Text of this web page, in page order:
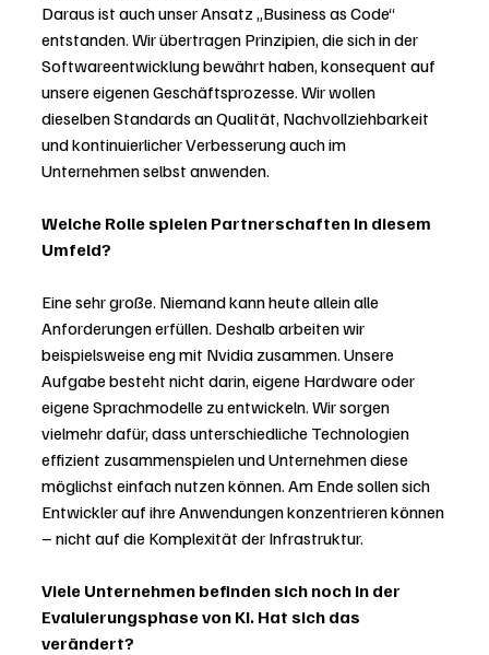
Daraus ist auch unser Ansatz „Business as Code“
entstanden. Wir übertragen Prinzipien, die sich in der
Softwareentwicklung bewährt haben, konsequent auf
unsere eigenen Geschäftsprozesse. Wir wollen
dieselben Standards an Qualität, Nachvollziehbarkeit
und kontinuierlicher Verbesserung auch im
Unternehmen selbst anwenden.
Welche Rolle spielen Partnerschaften in diesem
Umfeld?
Eine sehr große. Niemand kann heute allein alle
Anforderungen erfüllen. Deshalb arbeiten wir
beispielsweise eng mit Nvidia zusammen. Unsere
Aufgabe besteht nicht darin, eigene Hardware oder
eigene Sprachmodelle zu entwickeln. Wir sorgen
vielmehr dafür, dass unterschiedliche Technologien
effizient zusammenspielen und Unternehmen diese
möglichst einfach nutzen können. Am Ende sollen sich
Entwickler auf ihre Anwendungen konzentrieren können
– nicht auf die Komplexität der Infrastruktur.
Viele Unternehmen befinden sich noch in der
Evaluierungsphase von KI. Hat sich das
verändert?